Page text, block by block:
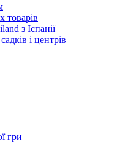
товарів
з Іспанії
і центрів
гри